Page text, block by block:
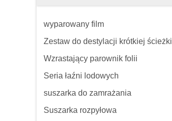
wyparowany film
Zestaw do destylacji krótkiej ścieżki
Wzrastający parownik folii
Seria łaźni lodowych
suszarka do zamrażania
Suszarka rozpyłowa